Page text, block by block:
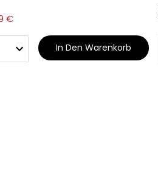
€
In Den Warenkorb